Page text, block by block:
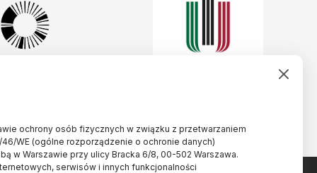
ochrony osób fizycznych w związku z przetwarzaniem
WE (ogólne rozporządzenie o ochronie danych)
w Warszawie przy ulicy Bracka 6/8, 00-502 Warszawa.
serwisów i innych funkcjonalności